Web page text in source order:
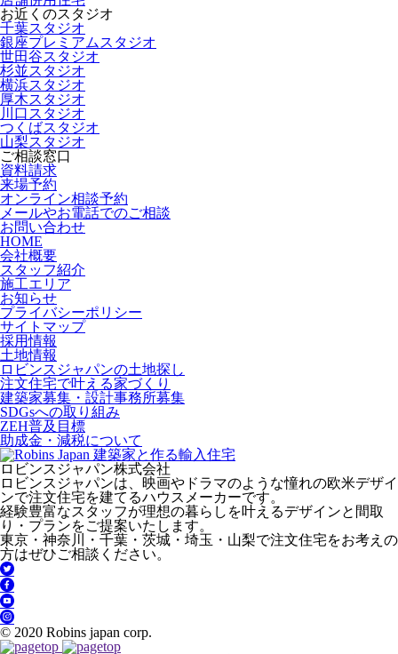
お近くのスタジオ
千葉スタジオ
銀座プレミアムスタジオ
世田谷スタジオ
杉並スタジオ
横浜スタジオ
厚木スタジオ
川口スタジオ
つくばスタジオ
山梨スタジオ
ご相談窓口
資料請求
来場予約
オンライン相談予約
メールやお電話でのご相談
お問い合わせ
HOME
会社概要
スタッフ紹介
施工エリア
お知らせ
プライバシーポリシー
サイトマップ
採用情報
土地情報
ロビンスジャパンの土地探し
注文住宅で叶える家づくり
建築家募集・設計事務所募集
SDGsへの取り組み
ZEH普及目標
助成金・減税について
ロビンスジャパン株式会社
ロビンスジャパンは、映画やドラマのような憧れの欧米デザイ
ンで注文住宅を建てるハウスメーカーです。
経験豊富なスタッフが理想の暮らしを叶えるデザインと間取
り・プランをご提案いたします。
東京・神奈川・千葉・茨城・埼玉・山梨で注文住宅をお考えの
方はぜひご相談ください。
© 2020 Robins japan corp.